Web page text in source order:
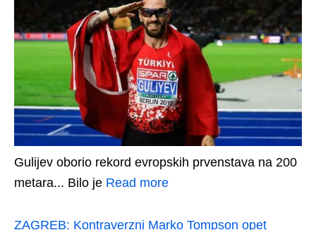
Gulijev oborio rekord evropskih prvenstava na 200
metara... Bilo je Read more
ZAGREB: Kontraverzni Marko Tompson opet